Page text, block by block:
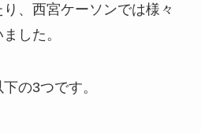
、西宮ケーソンでは様々
した。
の3つです。